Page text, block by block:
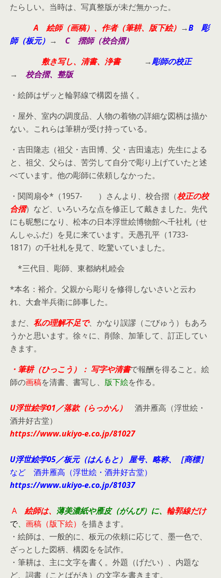
たらしい。当時は、写真整版が未だ無かった。
A 絵師（画稿）、作者（筆耕、版下絵） →B 彫
師（板元） → C 摺師（校合摺）
敷き写し、清書、浄書
→彫師の校正
→ 校合摺、整版
・絵師はザッと輪郭線で構図を描く。
・屋外、室内の調度品、人物の着物の詳細な図柄は描か
ない。これらは筆耕が受け持っている。
・吉田隆志（祖父・吉田博、父・吉田遠志）先生による
と、祖父、父らは、苦労して自分で彫り上げていたと述
べています。他の彫師に依頼しなかった。
・関岡扇令*（1957- ）さんより、校合摺（校正の校
合摺）など、いろいろな点を修正して戴きました。先代
にも昵懇になり、松本の日本浮世絵博物館へ千社札（せ
んしゃふだ）を見に来ています。天愚孔平（1733-
1817）の千社札を見て、吃驚いていました。
*三代目、彫師、東都納札睦会
*本名：裕介。父親から彫りを修得しないさいと云わ
れ、大倉半兵衛に師事した。
まだ、 私の理解不足で、かなり誤謬（ごびゅう）もあろ
うかと思います。徐々に、削除、加筆して、訂正してい
きます。
・筆耕（ひっこう）： 写字や清書で報酬を得ること。絵
師の画稿を清書、書写し、 版下絵を作る。
U浮世絵学01／落款（らっかん）
酒井雁高（浮世絵・
酒井好古堂）
https://www.ukiyo-e.co.jp/81027
U浮世絵学05／板元（はんもと） 屋号、略称、［商標］
など 酒井雁高（浮世絵・酒井好古堂）
https://www.ukiyo-e.co.jp/81037
A 絵師は、 薄美濃紙や雁皮（がんぴ）に、 輪郭線だけ
で、 画稿（版下絵） を描きます。
・ 絵師は、一般的に、 板元の依頼に応じて、墨一色で、
ざっとした図柄、構図をを試作。
・筆耕は、主に文字を書く。 外題（げだい）、内題な
ど、詞書（ことばがき）の文字を書きます。